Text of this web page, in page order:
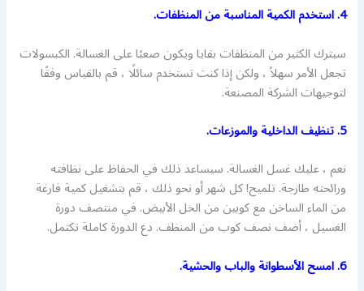
4. استخدم الكمية المناسبة من المنظفات.
سيترك الكثير من المنظفات بقايا ويكون صعبًا على الغسالة. الكبسولات
تجعل الأمر سهلاً ، ولكن إذا كنت تستخدم سائلًا ، قم بالقياس وفقًا
لتوجيهات الشركة المصنعة.
5. تنظيف الداخلية والموزعات.
نعم ، عليك غسل الغسالة. سيساعد ذلك في الحفاظ على نظافته
ورائحته طازجة. تلميح! كل شهر أو نحو ذلك ، قم بتشغيل كمية فارغة
من الماء الساخن مع كوبين من الخل الأبيض. في منتصف دورة
الغسيل ، أضف نصف كوب من المنظف. دع الدورة كاملة تكتمل.
6. امسح الأسطوانة والباب والحشية.